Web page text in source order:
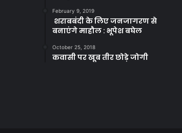
February 9, 2019
शराबबंदी के लिए जनजागरण से
बनाएंगे माहौल : भूपेश बघेल
October 25, 2018
कवासी पर खूब तीर छोड़े जोगी